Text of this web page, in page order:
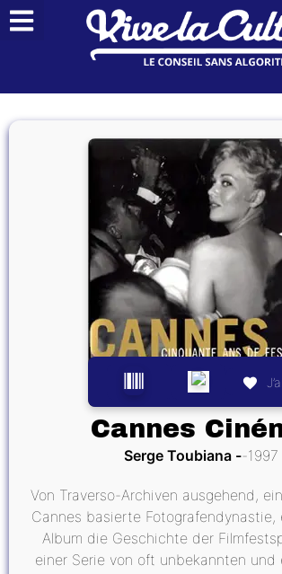
Cannes
Serge Toubiana 1997
Von Traverso-Archiven ausgehend,
Cannes basierte Fotografendynastie,
Album die Geschichte der
einer Serie von oft unbekannten und